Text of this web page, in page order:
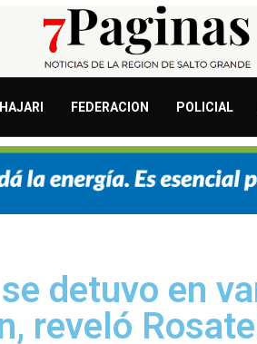
FEDERACION POLICIAL
detuvo en
reveló